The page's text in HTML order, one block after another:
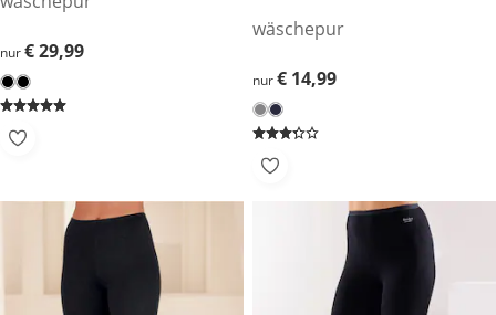
€ 29,99
nur€ 29,99
wäschepur
€ 14,99
nur€ 14,99